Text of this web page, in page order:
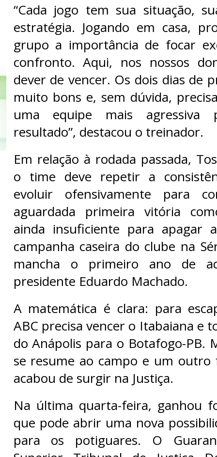
“Cada jogo tem sua situação,
estratégia. Jogando em casa,
grupo a importância de focar
confronto. Aqui, nos nossos
dever de vencer. Os dois dias de
muito bons e, sem dúvida,
uma equipe mais agressiva
resultado”, destacou o treinador.
Em relação à rodada passada,
o time deve repetir a
evoluir ofensivamente para
aguardada primeira vitória
ainda insuficiente para apagar
campanha caseira do clube na
mancha o primeiro ano de
presidente Eduardo Machado.
A matemática é clara: para
ABC precisa vencer o Itabaiana e
do Anápolis para o Botafogo-PB.
se resume ao campo e um outro
acabou de surgir na Justiça.
Na última quarta-feira, ganhou
que pode abrir uma nova
para os potiguares. O